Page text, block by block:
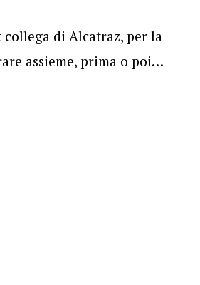
collega di Alcatraz, per la
assieme, prima o poi…